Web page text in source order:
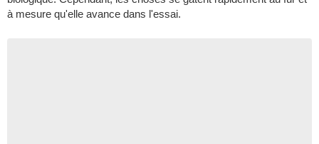
à mesure qu'elle avance dans l'essai.